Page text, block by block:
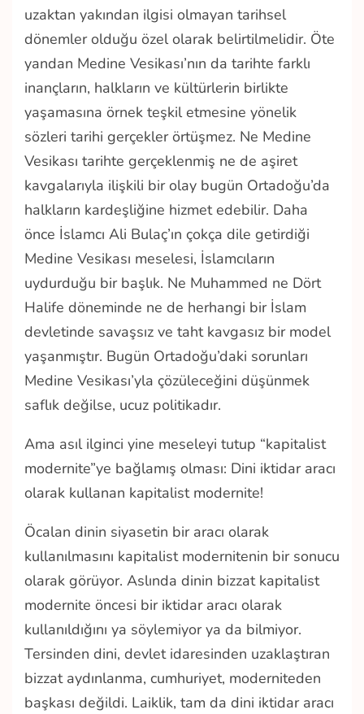
uzaktan yakından ilgisi olmayan tarihsel
dönemler olduğu özel olarak belirtilmelidir. Öte
yandan Medine Vesikası’nın da tarihte farklı
inançların, halkların ve kültürlerin birlikte
yaşamasına örnek teşkil etmesine yönelik
sözleri tarihi gerçekler örtüşmez. Ne Medine
Vesikası tarihte gerçeklenmiş ne de aşiret
kavgalarıyla ilişkili bir olay bugün Ortadoğu’da
halkların kardeşliğine hizmet edebilir. Daha
önce İslamcı Ali Bulaç’ın çokça dile getirdiği
Medine Vesikası meselesi, İslamcıların
uydurduğu bir başlık. Ne Muhammed ne Dört
Halife döneminde ne de herhangi bir İslam
devletinde savaşsız ve taht kavgasız bir model
yaşanmıştır. Bugün Ortadoğu’daki sorunları
Medine Vesikası’yla çözüleceğini düşünmek
saflık değilse, ucuz politikadır.
Ama asıl ilginci yine meseleyi tutup “kapitalist
modernite”ye bağlamış olması: Dini iktidar aracı
olarak kullanan kapitalist modernite!
Öcalan dinin siyasetin bir aracı olarak
kullanılmasını kapitalist modernitenin bir sonucu
olarak görüyor. Aslında dinin bizzat kapitalist
modernite öncesi bir iktidar aracı olarak
kullanıldığını ya söylemiyor ya da bilmiyor.
Tersinden dini, devlet idaresinden uzaklaştıran
bizzat aydınlanma, cumhuriyet, moderniteden
başkası değildi. Laiklik, tam da dini iktidar aracı